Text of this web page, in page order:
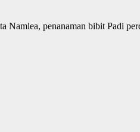
penanaman bibit Padi